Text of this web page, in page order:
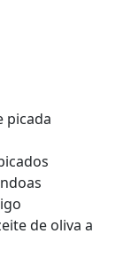
picada
de oliva a